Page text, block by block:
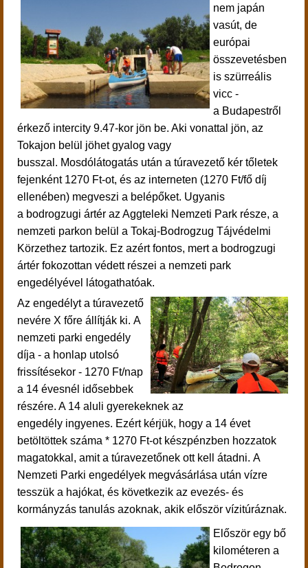
nem japán
vasút, de
európai
összevetésben
is szürreális
vicc -
a Budapestről
érkező intercity 9.47-kor jön be. Aki vonattal jön, az
Tokajon belül jöhet gyalog vagy
busszal. Mosdólátogatás után a túravezető kér tőletek
fejenként 1270 Ft-ot, és az interneten (1270 Ft/fő díj
ellenében) megveszi a belépőket. Ugyanis
a bodrogzugi ártér az Aggteleki Nemzeti Park része, a
nemzeti parkon belül a Tokaj-Bodrogzug Tájvédelmi
Körzethez tartozik. Ez azért fontos, mert a bodrogzugi
ártér fokozottan védett részei a nemzeti park
engedélyével látogathatóak.
Az engedélyt a túravezető
nevére X főre állítják ki. A
nemzeti parki engedély
díja - a honlap utolsó
frissítésekor - 1270 Ft/nap
a 14 évesnél idősebbek
részére. A 14 aluli gyerekeknek az
engedély ingyenes. Ezért kérjük, hogy a 14 évet
betöltöttek száma * 1270 Ft-ot készpénzben hozzatok
magatokkal, amit a túravezetőnek ott kell átadni. A
Nemzeti Parki engedélyek megvásárlása után vízre
tesszük a hajókat, és következik az evezés- és
kormányzás tanulás azoknak, akik először vízitúráznak.
Először egy bő
kilométeren a